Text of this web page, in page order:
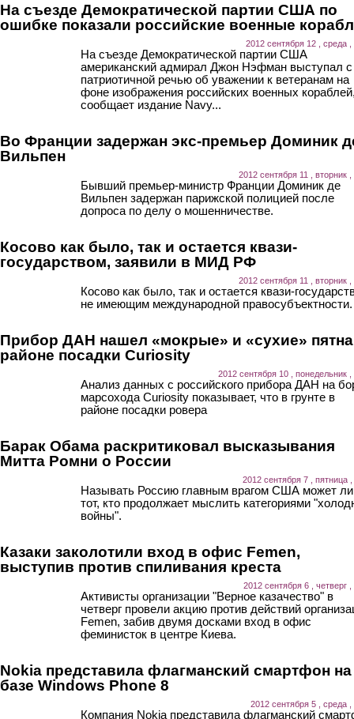
На съезде Демократической партии США по
ошибке показали российские военные
2012 сентября 12 , среда ,
На съезде Демократической партии США
американский адмирал Джон Нэфман выступал с
патриотичной речью об уважении к ветеранам на
фоне изображения российских военных
сообщает издание Navy...
Во Франции задержан экс-премьер Доминик
Вильпен
2012 сентября 11 , вторник ,
Бывший премьер-министр Франции Доминик де
Вильпен задержан парижской полицией после
допроса по делу о мошенничестве.
Косово как было, так и остается квази-
государством, заявили в МИД РФ
2012 сентября 11 , вторник ,
Косово как было, так и остается квази-
не имеющим международной правосубъектности.
Прибор ДАН нашел «мокрые» и «сухие»
районе посадки Curiosity
2012 сентября 10 , понедельник ,
Анализ данных с российского прибора ДАН на
марсохода Curiosity показывает, что в грунте в
районе посадки ровера
Барак Обама раскритиковал высказывания
Митта Ромни о России
2012 сентября 7 , пятница ,
Называть Россию главным врагом США может
тот, кто продолжает мыслить категориями
войны".
Казаки заколотили вход в офис Femen,
выступив против спиливания креста
2012 сентября 6 , четверг ,
Активисты организации "Верное казачество" в
четверг провели акцию против действий
Femen, забив двумя досками вход в офис
феминисток в центре Киева.
Nokia представила флагманский смартфон на
базе Windows Phone 8
2012 сентября 5 , среда ,
Компания Nokia представила флагманский